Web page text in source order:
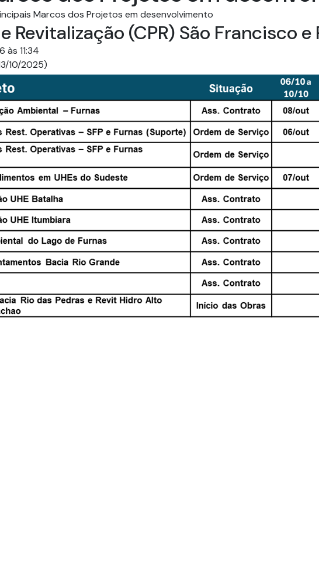
Fundos Regionais
Marcos dos Projetos em desenvolvimento
(CPR) São Francisco e
11:34
10/2025)​